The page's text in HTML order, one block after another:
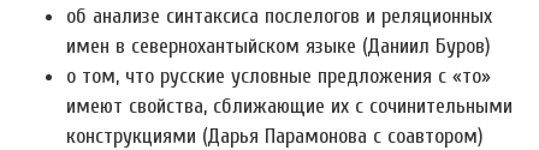
об анализе синтаксиса послелогов и реляционных
имен в севернохантыйском языке (Даниил Буров)
о том, что русские условные предложения с «то»
имеют свойства, сближающие их с сочинительными
конструкциями (Дарья Парамонова с соавтором)